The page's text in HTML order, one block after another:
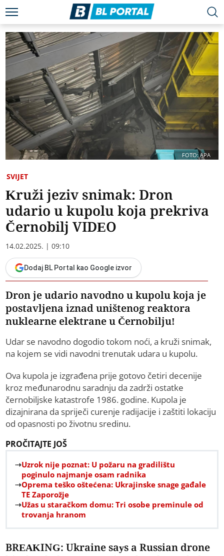
FOTO: APA
SVIJET
Kruži jeziv snimak: Dron
udario u kupolu koja prekriva
Černobilj VIDEO
14.02.2025. | 09:10
Dodaj BL Portal kao Google izvor
Dron je udario navodno u kupolu koja je
postavljena iznad uništenog reaktora
nuklearne elektrane u Černobilju!
Udar se navodno dogodio tokom noći, a kruži snimak,
na kojem se vidi navodni trenutak udara u kupolu.
Ova kupola je izgrađena prije gotovo četiri decenije
kroz međunarodnu saradnju da zadrži ostatke
černobiljske katastrofe 1986. godine. Kupola je
dizajnirana da spriječi curenje radijacije i zaštiti lokaciju
od opasnosti po životnu sredinu.
PROČITAJTE JOŠ
Uzrok nije poznat: U požaru na gradilištu
poginulo najmanje osam radnika
Oprema teško oštećena: Ukrajinske snage gađale
TE Zaporožje
Užas u staračkom domu: Tri osobe preminule od
trovanja hranom
BREAKING: Ukraine says a Russian drone